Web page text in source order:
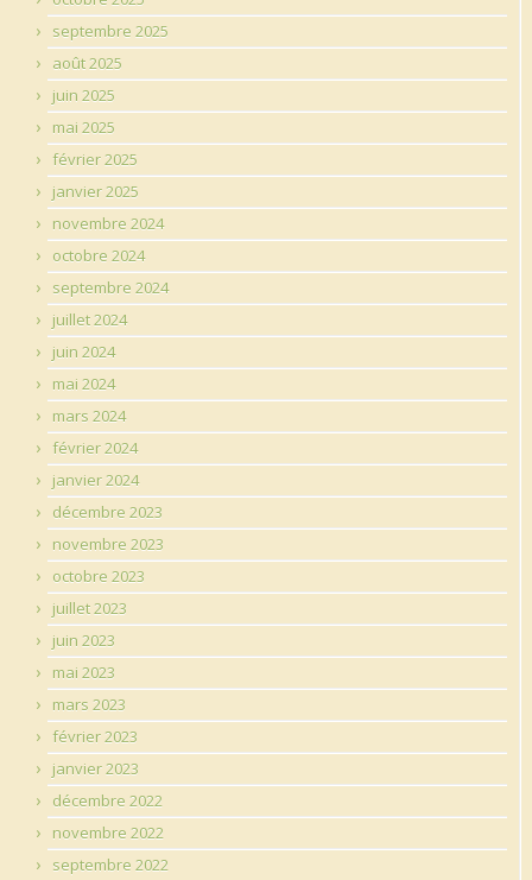
septembre 2025
août 2025
juin 2025
mai 2025
février 2025
janvier 2025
novembre 2024
octobre 2024
septembre 2024
juillet 2024
juin 2024
mai 2024
mars 2024
février 2024
janvier 2024
décembre 2023
novembre 2023
octobre 2023
juillet 2023
juin 2023
mai 2023
mars 2023
février 2023
janvier 2023
décembre 2022
novembre 2022
septembre 2022